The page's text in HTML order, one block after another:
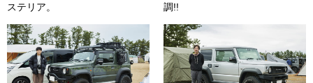
ステリア。
調!!